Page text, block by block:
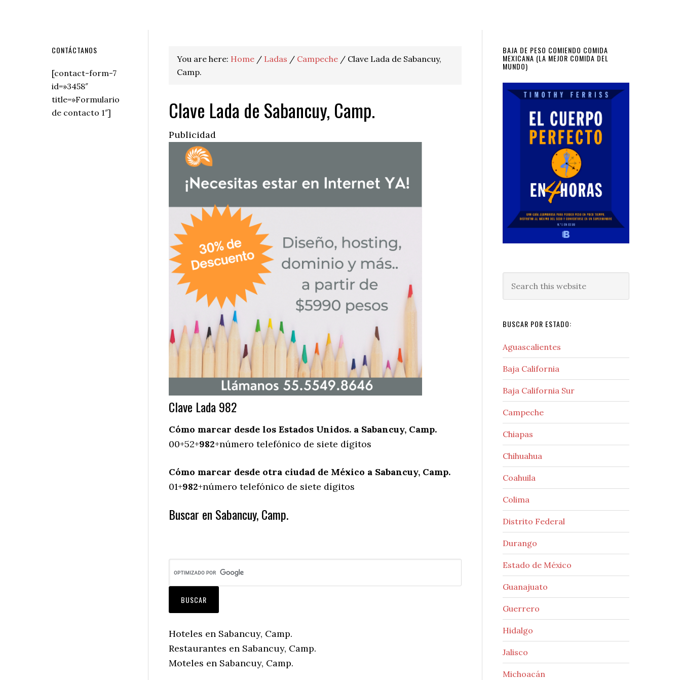
You are here: Home / Ladas / Campeche / Clave Lada de Sabancuy,
Camp.
Clave Lada de Sabancuy, Camp.
Publicidad
Clave Lada 982
Cómo marcar desde los Estados Unidos. a Sabancuy, Camp.
00+52+982+número telefónico de siete dígitos
Cómo marcar desde otra ciudad de México a Sabancuy, Camp.
01+982+número telefónico de siete dígitos
Buscar en Sabancuy, Camp.
Hoteles en Sabancuy, Camp.
Restaurantes en Sabancuy, Camp.
Moteles en Sabancuy, Camp.
Primary
Sidebar
BAJA DE PESO COMIENDO COMIDA
MEXICANA (LA MEJOR COMIDA DEL
MUNDO)
this
BUSCAR POR ESTADO:
Aguascalientes
Baja California
Baja California Sur
Campeche
Chiapas
Chihuahua
Coahuila
Colima
Distrito Federal
Durango
Estado de México
Guanajuato
Guerrero
Hidalgo
Jalisco
Michoacán
Secondary
Sidebar
CONTÁCTANOS
[contact-form-7
id=»3458″
title=»Formulario
de contacto 1″]